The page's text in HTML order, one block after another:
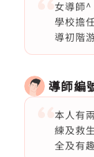
女導師
學校擔
導初階
導師編
本人有
練及救
全及有